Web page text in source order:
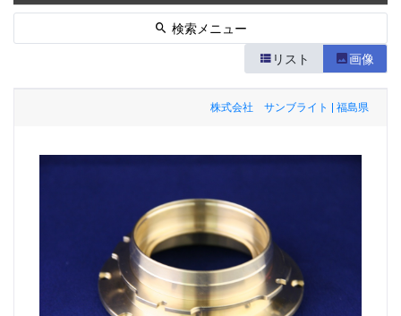
検索メニュー
リスト
画像
株式会社 サンブライト | 福島県